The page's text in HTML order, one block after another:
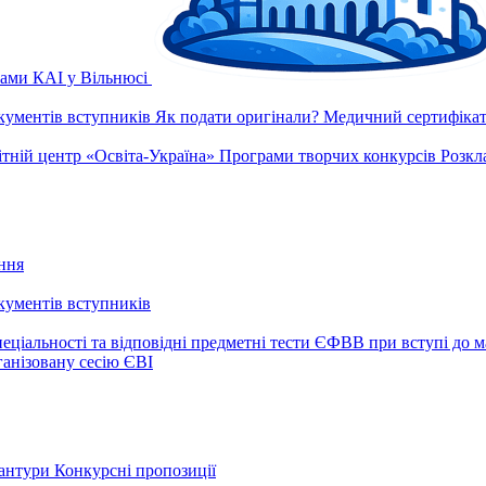
КАІ у Вільнюсі
вступників Як подати оригінали? Медичний сертифікат
центр «Освіта-Україна» Програми творчих конкурсів
вступників
та відповідні предметні тести ЄФВВ при вступі до
сесію ЄВІ
Конкурсні пропозиції